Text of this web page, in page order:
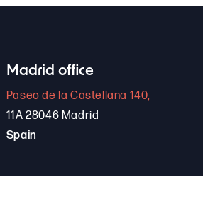
Madrid office
Paseo de la Castellana 140,
11A 28046 Madrid
Spain